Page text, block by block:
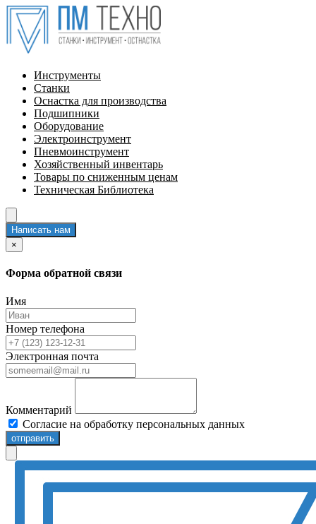
Инструменты
Станки
Оснастка для производства
Подшипники
Оборудование
Электроинструмент
Пневмоинструмент
Хозяйственный инвентарь
Товары по сниженным ценам
Техническая Библиотека
Написать нам
×
Форма обратной связи
Имя
Номер телефона
Электронная почта
Комментарий
Согласие на обработку персональных данных
отправить